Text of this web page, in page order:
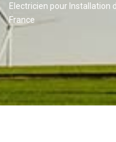
Electricien pour Installation
France